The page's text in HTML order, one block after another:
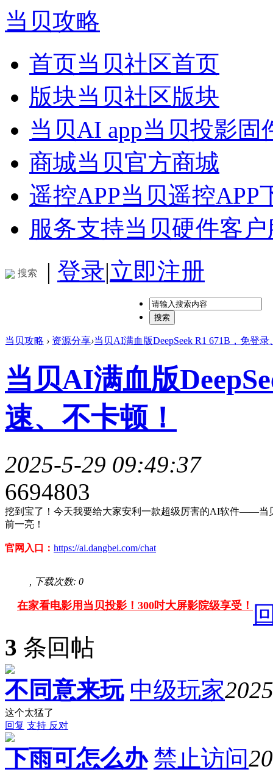
当贝攻略
首页当贝社区首页
版块当贝社区版块
当贝AI app当贝投影固
商城当贝官方商城
遥控APP当贝遥控APP
服务支持当贝硬件客
搜索 | 登录|立即注册
搜索
当贝攻略 › 资源分享›当贝AI满血版DeepSeek R1 671B，免登
当贝AI满血版
速、不卡顿！
2025-5-29 09:49:37
6694803
挖到宝了！今天我要给大家安利一款超级厉害的AI软件——当
前一亮！
官网入口： https://ai.dangbei.com/chat
, 下载次数: 0
在家看电影用当贝投影！300吋大屏影院级享受！
3 条回帖
不同意来玩 中级玩家
这个太猛了
回复 支持 反对
下雨可怎么办 禁止访问